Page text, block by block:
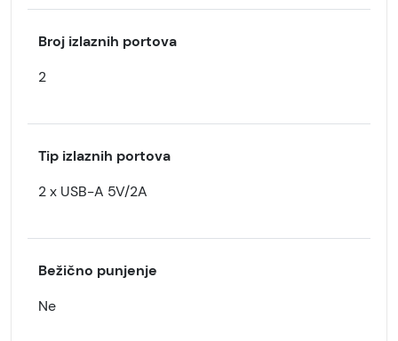
Broj izlaznih portova
2
Tip izlaznih portova
2 x USB-A 5V/2A
Bežično punjenje
Ne